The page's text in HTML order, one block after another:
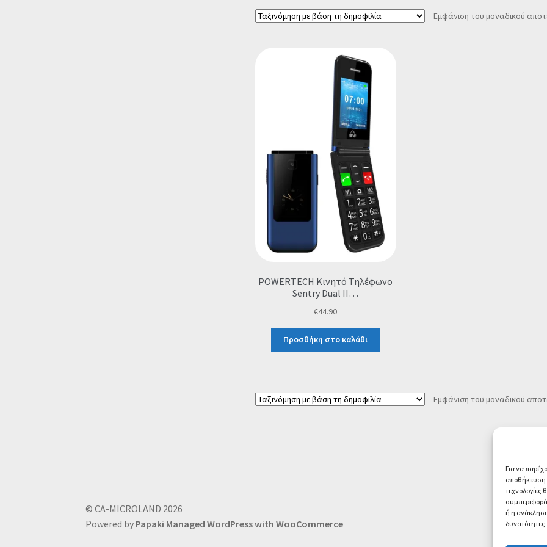
Για να
αποθήκευση
ή η ανάκληση
δυνατότητες.
Εμφάνιση του μοναδικού
POWERTECH Κινητό Τηλέφωνο
Sentry Dual II…
€44.90
Προσθήκη στο καλάθι
Εμφάνιση του μοναδικού
© CA-MICROLAND 2026
Powered by Papaki Managed WordPress with WooCommerce